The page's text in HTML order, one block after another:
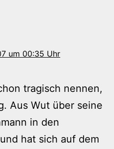
um 00:35 Uhr
tragisch nennen,
Aus Wut über seine
in den
hat sich auf dem